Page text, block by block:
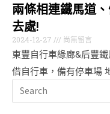
兩條相連鐵馬道
去處!
2024-12-27 尚無留言
東豐自行車綠廊&后豐
借自行車，備有停車場